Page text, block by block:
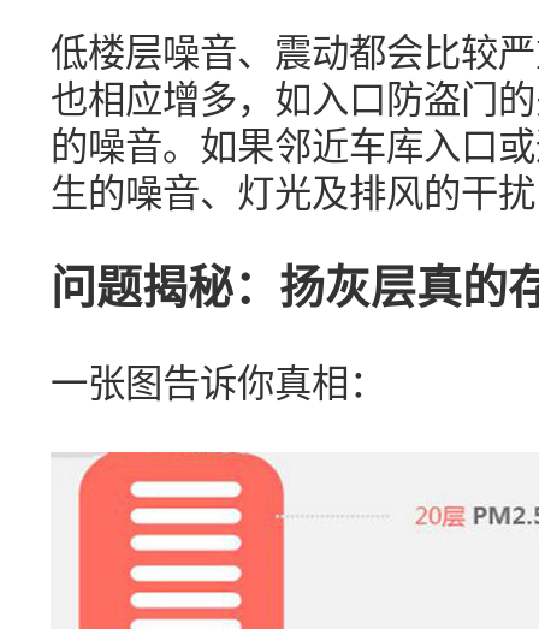
低楼层噪音、震动都会比较
也相应增多，如入口防盗门
的噪音。如果邻近车库入口
生的噪音、灯光及排风的干
问题揭秘：扬灰层真的
一张图告诉你真相：